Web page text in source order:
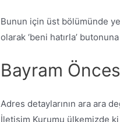
Bunun için üst bölümünde
olarak ‘beni hatırla’
Bayram
Adres detaylarının ara ara
İletişim Kurumu ülkemizde